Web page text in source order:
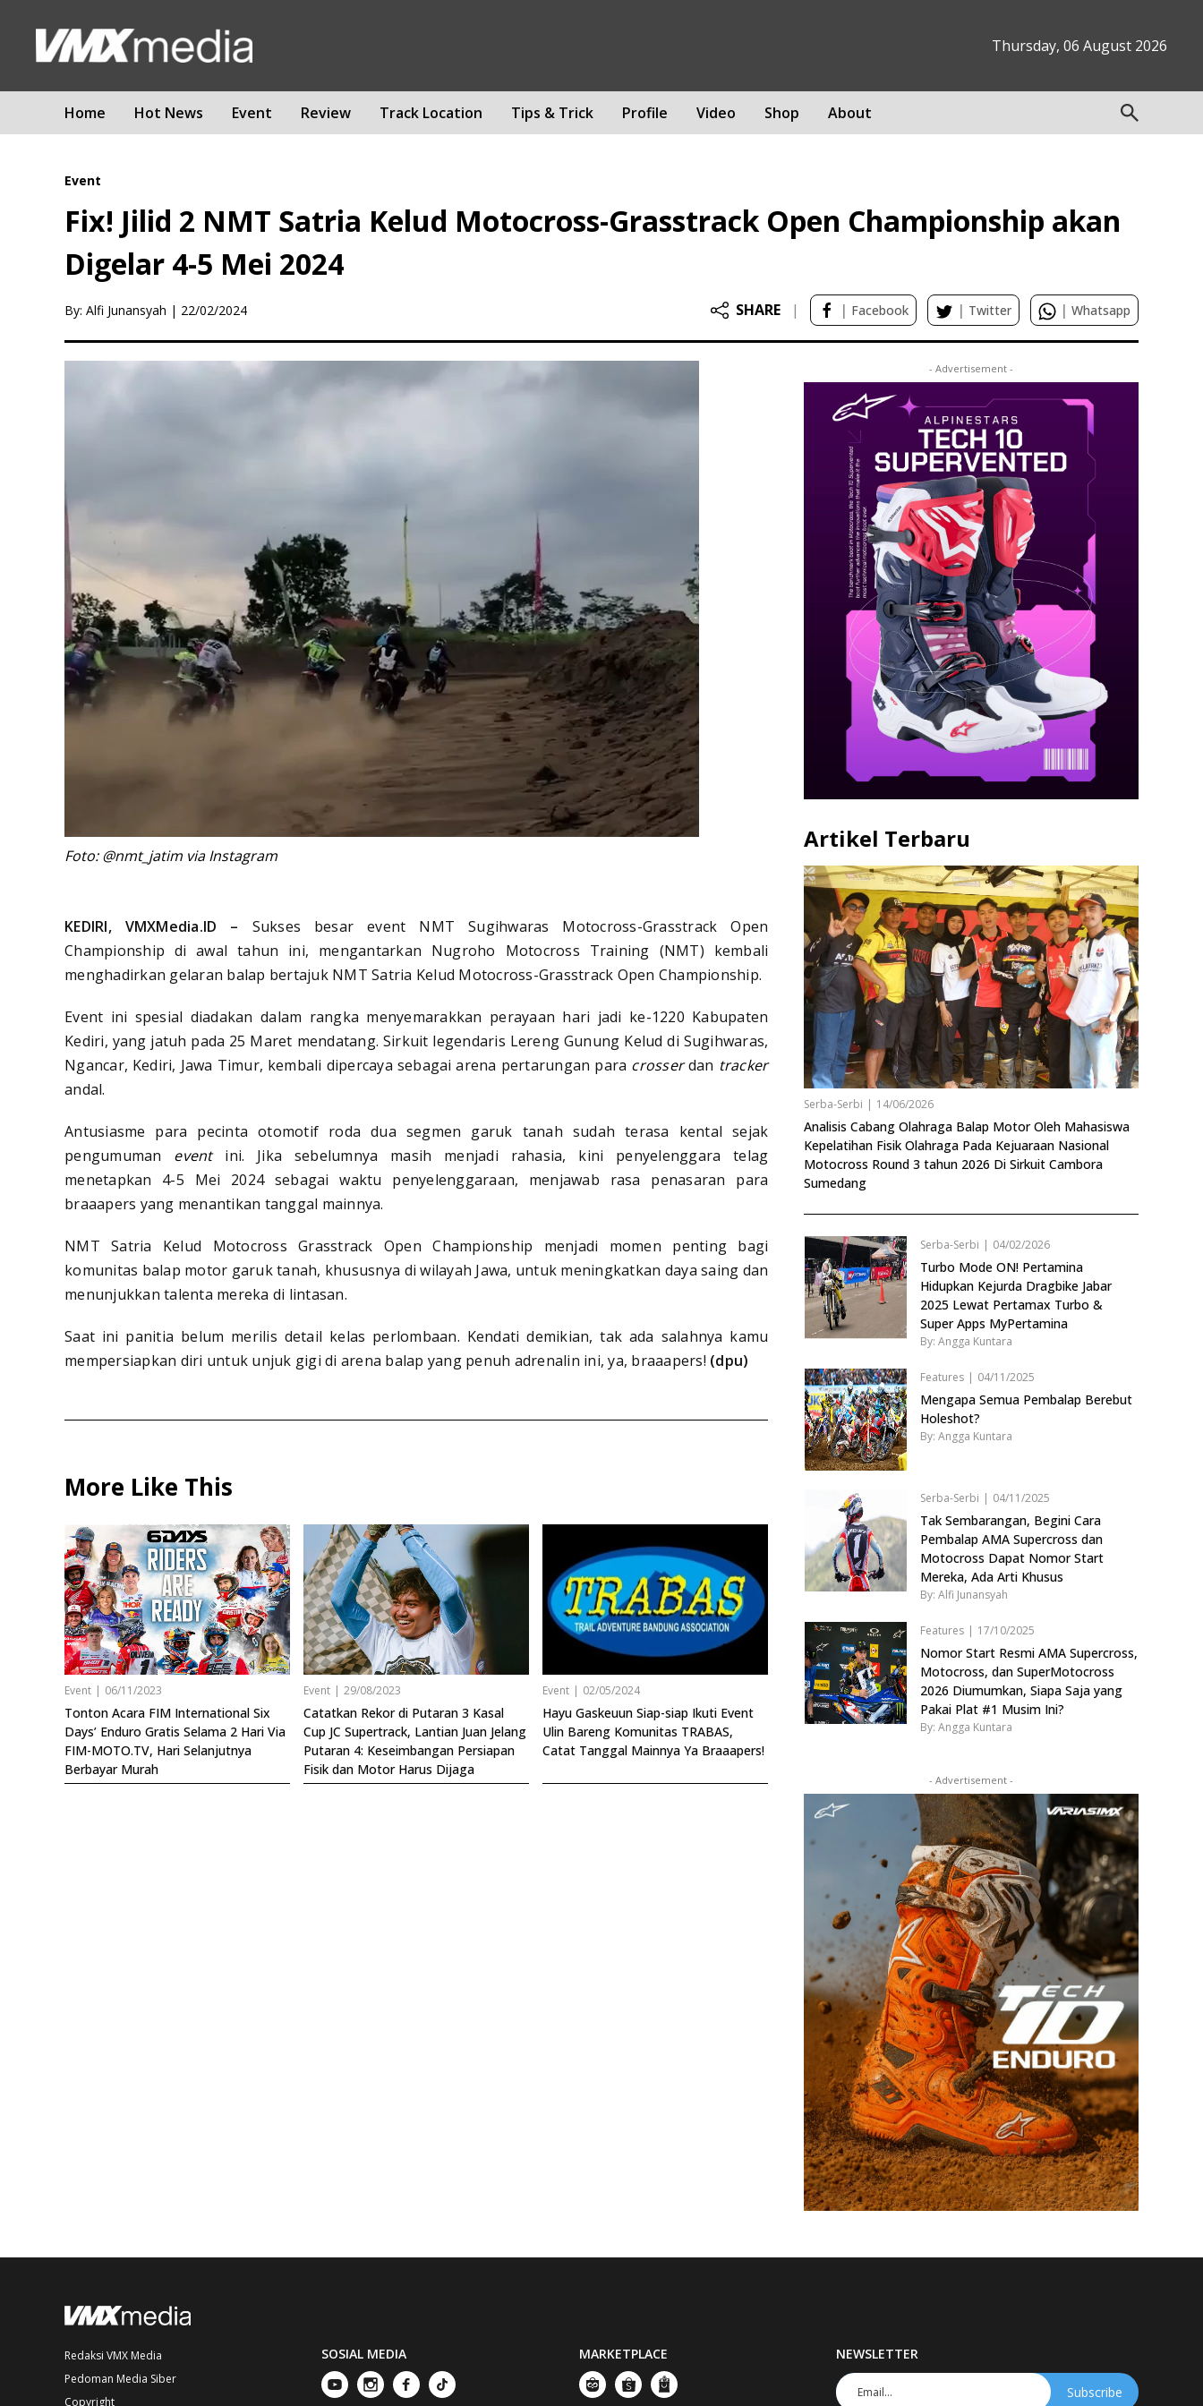
Thursday, 06 August 2026
Home Hot News Event Review Track Location Tips & Trick Profile Video Shop About
Event
Fix! Jilid 2 NMT Satria Kelud Motocross-Grasstrack Open Championship akan
Digelar 4-5 Mei 2024
By: Alfi Junansyah | 22/02/2024 SHARE | | Facebook | Twitter | Whatsapp
Foto: @nmt_jatim via Instagram
KEDIRI, VMXMedia.ID – Sukses besar event NMT Sugihwaras Motocross-Grasstrack Open
Championship di awal tahun ini, mengantarkan Nugroho Motocross Training (NMT) kembali
menghadirkan gelaran balap bertajuk NMT Satria Kelud Motocross-Grasstrack Open Championship.
Event ini spesial diadakan dalam rangka menyemarakkan perayaan hari jadi ke-1220 Kabupaten
Kediri, yang jatuh pada 25 Maret mendatang. Sirkuit legendaris Lereng Gunung Kelud di Sugihwaras,
Ngancar, Kediri, Jawa Timur, kembali dipercaya sebagai arena pertarungan para crosserdan tracker
andal.
Antusiasme para pecinta otomotif roda dua segmen garuk tanah sudah terasa kental sejak
pengumuman eventini. Jika sebelumnya masih menjadi rahasia, kini penyelenggara telag
menetapkan 4-5 Mei 2024 sebagai waktu penyelenggaraan, menjawab rasa penasaran para
braaapers yang menantikan tanggal mainnya.
NMT Satria Kelud Motocross Grasstrack Open Championship menjadi momen penting bagi
komunitas balap motor garuk tanah, khususnya di wilayah Jawa, untuk meningkatkan daya saing dan
menunjukkan talenta mereka di lintasan.
Saat ini panitia belum merilis detail kelas perlombaan. Kendati demikian, tak ada salahnya kamu
mempersiapkan diri untuk unjuk gigi di arena balap yang penuh adrenalin ini, ya, braaapers! (dpu)
More Like This
Event | 06/11/2023
Tonton Acara FIM International Six
Days’ Enduro Gratis Selama 2 Hari Via
FIM-MOTO.TV, Hari Selanjutnya
Berbayar Murah
Event | 29/08/2023
Catatkan Rekor di Putaran 3 Kasal
Cup JC Supertrack, Lantian Juan Jelang
Putaran 4: Keseimbangan Persiapan
Fisik dan Motor Harus Dijaga
Event | 02/05/2024
Hayu Gaskeuun Siap-siap Ikuti Event
Ulin Bareng Komunitas TRABAS,
Catat Tanggal Mainnya Ya Braaapers!
- Advertisement -
Artikel Terbaru
Serba-Serbi | 14/06/2026
Analisis Cabang Olahraga Balap Motor Oleh Mahasiswa
Kepelatihan Fisik Olahraga Pada Kejuaraan Nasional
Motocross Round 3 tahun 2026 Di Sirkuit Cambora
Sumedang
Serba-Serbi | 04/02/2026
Turbo Mode ON! Pertamina
Hidupkan Kejurda Dragbike Jabar
2025 Lewat Pertamax Turbo &
Super Apps MyPertamina
By: Angga Kuntara
Features | 04/11/2025
Mengapa Semua Pembalap Berebut
Holeshot?
By: Angga Kuntara
Serba-Serbi | 04/11/2025
Tak Sembarangan, Begini Cara
Pembalap AMA Supercross dan
Motocross Dapat Nomor Start
Mereka, Ada Arti Khusus
By: Alfi Junansyah
Features | 17/10/2025
Nomor Start Resmi AMA Supercross,
Motocross, dan SuperMotocross
2026 Diumumkan, Siapa Saja yang
Pakai Plat #1 Musim Ini?
By: Angga Kuntara
- Advertisement -
Redaksi VMX Media
Pedoman Media Siber
Copyright
SOSIAL MEDIA MARKETPLACE NEWSLETTER